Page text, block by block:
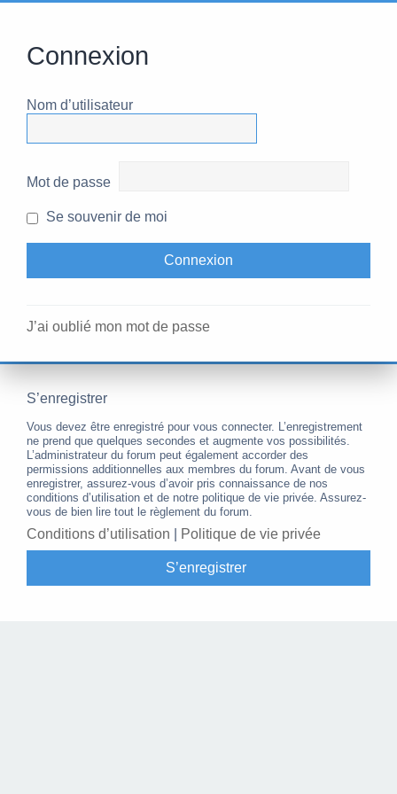
Connexion
Nom d’utilisateur
Mot de passe
Se souvenir de moi
J’ai oublié mon mot de passe
S’enregistrer
Vous devez être enregistré pour vous connecter. L’enregistrement
ne prend que quelques secondes et augmente vos possibilités.
L’administrateur du forum peut également accorder des
permissions additionnelles aux membres du forum. Avant de vous
enregistrer, assurez-vous d’avoir pris connaissance de nos
conditions d’utilisation et de notre politique de vie privée. Assurez-
vous de bien lire tout le règlement du forum.
Conditions d’utilisation Politique de vie privée
S’enregistrer